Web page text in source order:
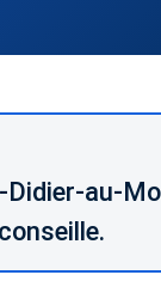
au-